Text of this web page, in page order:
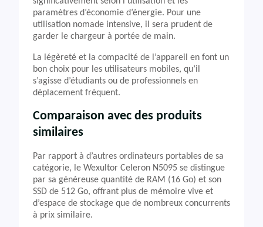
paramètres d’économie d’énergie. Pour une
utilisation nomade intensive, il sera prudent de
garder le chargeur à portée de main.
La légèreté et la compacité de l’appareil en font un
bon choix pour les utilisateurs mobiles, qu’il
s’agisse d’étudiants ou de professionnels en
déplacement fréquent.
Comparaison avec des produits
similaires
Par rapport à d’autres ordinateurs portables de sa
catégorie, le Wexultor Celeron N5095 se distingue
par sa généreuse quantité de RAM (16 Go) et son
SSD de 512 Go, offrant plus de mémoire vive et
d’espace de stockage que de nombreux concurrents
à prix similaire.